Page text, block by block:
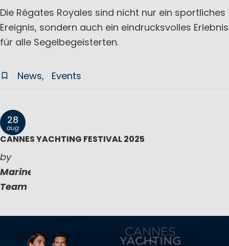
Die Régates Royales sind nicht nur ein sportliches
Ereignis, sondern auch ein eindrucksvolles Erlebnis
für alle Segelbegeisterten.
News Events
28
aug
CANNES YACHTING FESTIVAL 2025
by
Marinepool
Team